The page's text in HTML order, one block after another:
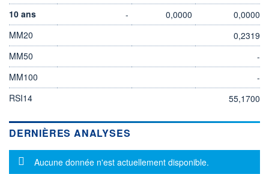
10 ans
- 0,0000
0,0000
MM20
0,2319
MM50
-
MM100
-
RSI14
55,1700
DERNIÈRES ANALYSES
Message d'information
Aucune donnée n'est actuellement disponible.